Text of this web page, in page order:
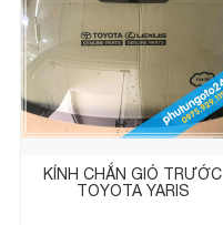
KÍNH CHẮN GIÓ TRƯỚC
TOYOTA YARIS